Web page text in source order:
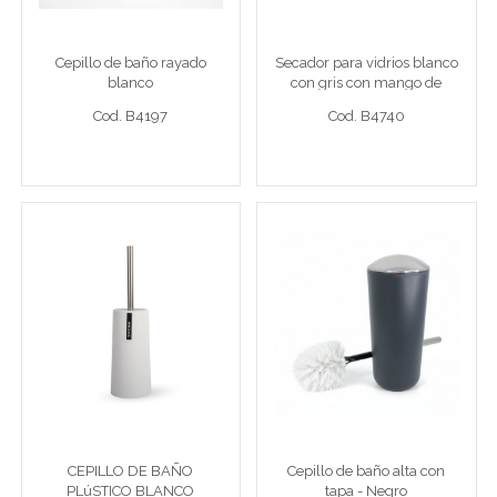
Cod. B4197
Cepillo de baño rayado
blanco
Cod. B4197
Cod. B4740
Secador para vidrios blanco
con gris con mango de
silicona
Cod. B4740
PLúSTICO BLANCO
C/MANGO CROMADO
CEPILLO DE BAÑO
PLúSTICO BLANCO
Cepillo de baño alta con
tapa - Negro
Cepillo de baño alta con
tapa - Negro